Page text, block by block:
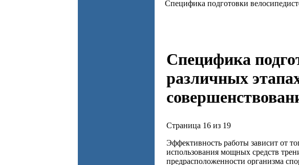
Специфика подготовки
Специфика
различных
Страница 16 из 19
Эффективность работы зависит от
использования мощных средств
предрасположенности организма